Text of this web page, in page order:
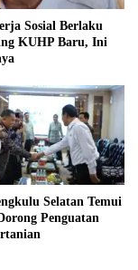
Sosial Berlaku
KUHP Baru, Ini
Selatan Temui
Penguatan